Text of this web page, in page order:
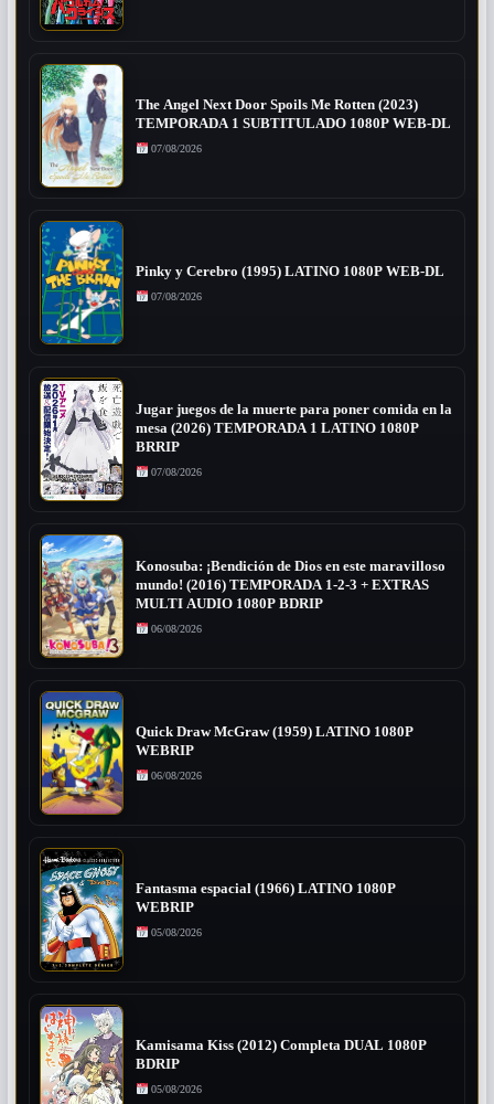
The Angel Next Door Spoils Me Rotten (2023)
TEMPORADA 1 SUBTITULADO 1080P WEB-DL
07/08/2026
Pinky y Cerebro (1995) LATINO 1080P WEB-DL
07/08/2026
Jugar juegos de la muerte para poner comida en la
mesa (2026) TEMPORADA 1 LATINO 1080P
BRRIP
07/08/2026
Konosuba: ¡Bendición de Dios en este maravilloso
mundo! (2016) TEMPORADA 1-2-3 + EXTRAS
MULTI AUDIO 1080P BDRIP
06/08/2026
Quick Draw McGraw (1959) LATINO 1080P
WEBRIP
06/08/2026
Fantasma espacial (1966) LATINO 1080P
WEBRIP
05/08/2026
Kamisama Kiss (2012) Completa DUAL 1080P
BDRIP
05/08/2026